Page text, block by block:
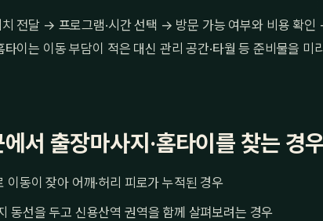
전달 → 프로그램·시간 선택 → 방문 가능 여부와 비용 확
이는 이동 부담이 적은 대신 관리 공간·타월 등 준비물을 미
서 출장마사지·홈타이를 찾는 경
동이 잦아 어깨·허리 피로가 누적된 경우
동선을 두고 신용산역 권역을 함께 살펴보려는 경우